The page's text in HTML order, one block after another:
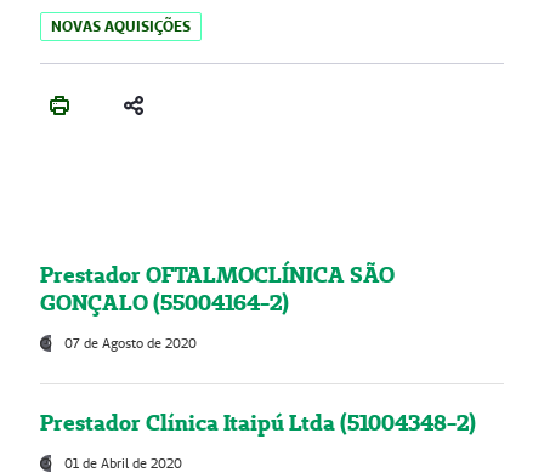
NOVAS AQUISIÇÕES
Prestador OFTALMOCLÍNICA SÃO
GONÇALO (55004164-2)
07 de Agosto de 2020
Prestador Clínica Itaipú Ltda (51004348-2)
01 de Abril de 2020